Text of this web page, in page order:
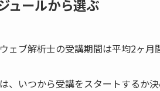
ュールから選ぶ
ェブ解析士の受講期間は平均2ヶ月
、いつから受講をスタートするか